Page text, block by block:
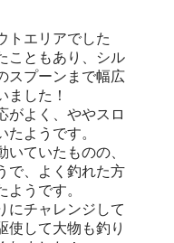
トエリアでした
こともあり、シル
スプーンまで幅広
ました！
よく、ややスロ
ようです。
ていたものの、
で、よく釣れた方
うです。
にチャレンジして
使して大物も釣り